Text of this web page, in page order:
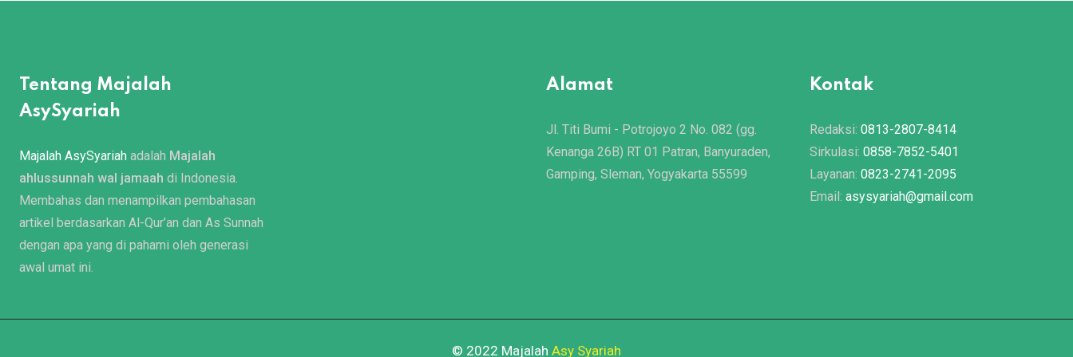
Tentang Majalah
AsySyariah
Majalah AsySyariah adalah Majalah
ahlussunnah wal jamaah di Indonesia.
Membahas dan menampilkan pembahasan
artikel berdasarkan Al-Qur’an dan As Sunnah
dengan apa yang di pahami oleh generasi
awal umat ini.
Alamat
Jl. Titi Bumi - Potrojoyo 2 No. 082 (gg.
Kenanga 26B) RT 01 Patran, Banyuraden,
Gamping, Sleman, Yogyakarta 55599
Kontak
Redaksi: 0813-2807-8414
Sirkulasi: 0858-7852-5401
Layanan: 0823-2741-2095
Email: asysyariah@gmail.com
© 2022 Majalah Asy Syariah